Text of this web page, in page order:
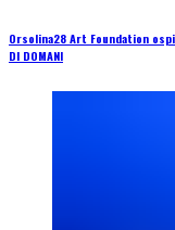
Orsolina28 Art Foundation
DI DOMANI